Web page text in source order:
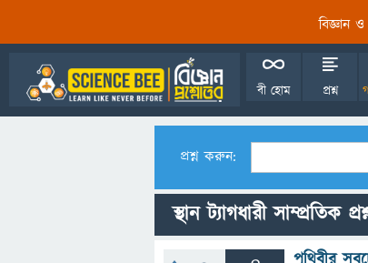
বিজ্ঞান
বী হোম প্রশ্ন
প্রশ্ন করুন:
স্থান ট্যাগধারী সাম্প্রতিক